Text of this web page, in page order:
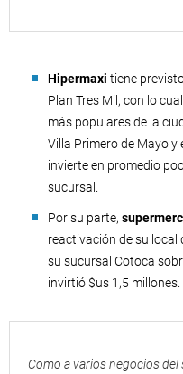
Hipermaxi tiene
Plan Tres Mil, con lo
más populares de la
Villa Primero de Mayo y
invierte en promedio
sucursal.
Por su parte,
reactivación de su local
su sucursal Cotoca
invirtió $us 1,5 millones.
Como a varios negocios del